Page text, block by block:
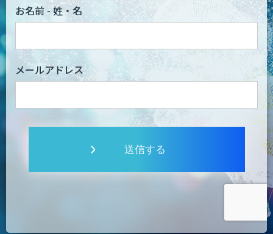
お名前 - 姓・名
メールアドレス
送信する